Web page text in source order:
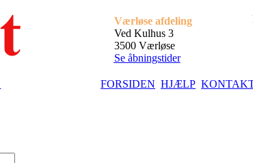
Værløse afdeling
Ved Kulhus 3
3500 Værløse
Se åbningstider
FORSIDEN HJÆLP